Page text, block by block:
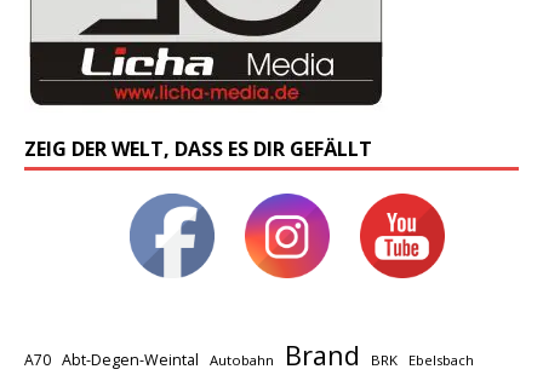
ZEIG DER WELT, DASS ES DIR GEFÄLLT
A70 Abt-Degen-Weintal Autobahn Brand BRK Ebelsbach